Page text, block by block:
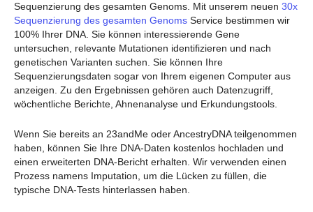
Sequenzierung des gesamten Genoms. Mit unserem neuen 30x
Sequenzierung des gesamten Genoms Service bestimmen wir
100% Ihrer DNA. Sie können interessierende Gene
untersuchen, relevante Mutationen identifizieren und nach
genetischen Varianten suchen. Sie können Ihre
Sequenzierungsdaten sogar von Ihrem eigenen Computer aus
anzeigen. Zu den Ergebnissen gehören auch Datenzugriff,
wöchentliche Berichte, Ahnenanalyse und Erkundungstools.
Wenn Sie bereits an 23andMe oder AncestryDNA teilgenommen
haben, können Sie Ihre DNA-Daten kostenlos hochladen und
einen erweiterten DNA-Bericht erhalten. Wir verwenden einen
Prozess namens Imputation, um die Lücken zu füllen, die
typische DNA-Tests hinterlassen haben.